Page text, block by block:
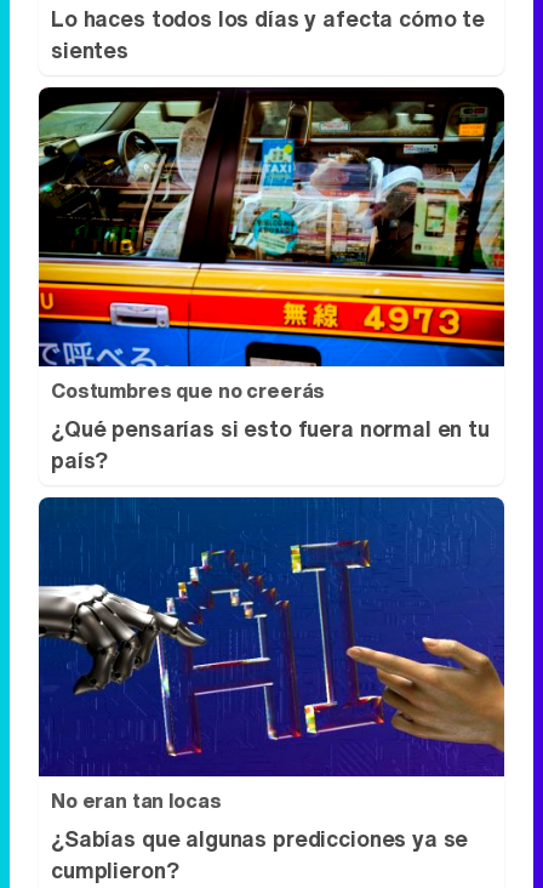
Lo haces todos los días y afecta cómo te
sientes
Costumbres que no creerás
¿Qué pensarías si esto fuera normal en tu
país?
No eran tan locas
¿Sabías que algunas predicciones ya se
cumplieron?